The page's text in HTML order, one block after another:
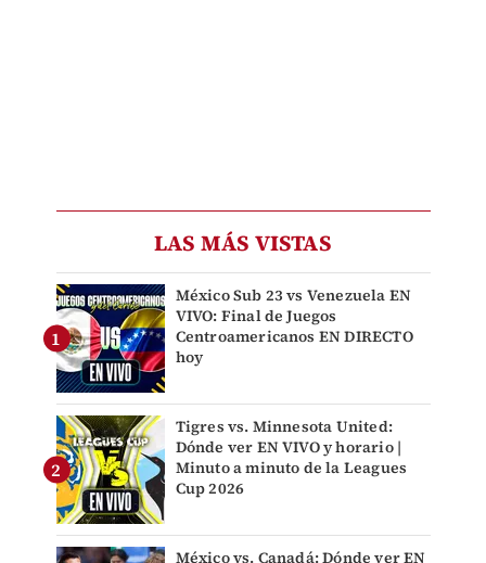
LAS MÁS VISTAS
México Sub 23 vs Venezuela EN
VIVO: Final de Juegos
Centroamericanos EN DIRECTO
hoy
Tigres vs. Minnesota United:
Dónde ver EN VIVO y horario |
Minuto a minuto de la Leagues
Cup 2026
México vs. Canadá: Dónde ver EN